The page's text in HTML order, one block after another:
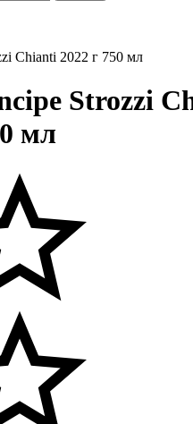
Chianti 2022 г 750 мл
Strozzi
мл